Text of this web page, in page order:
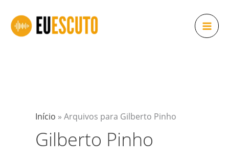
para
Início »Arquivos para Gilberto Pinho
Gilberto Pinho